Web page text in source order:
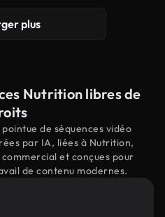
plus
Nutrition libres de
de séquences vidéo
par IA, liées à Nutrition,
et conçues pour
de contenu modernes.